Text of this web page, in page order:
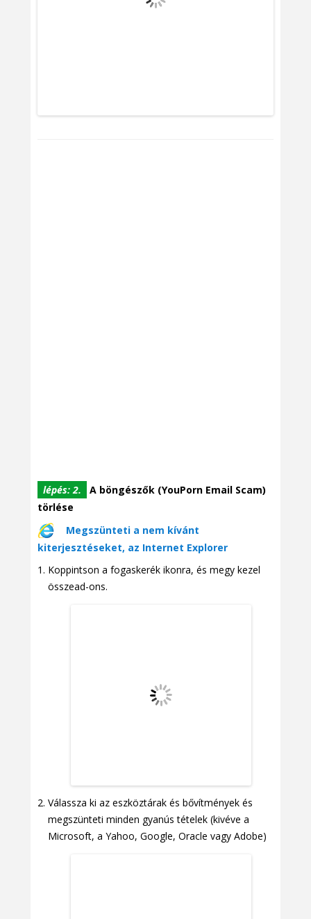
lépés: 2.
A böngészők (YouPorn Email Scam)
törlése
Megszünteti a nem kívánt
kiterjesztéseket, az Internet Explorer
Koppintson a fogaskerék ikonra, és megy kezel
összead-ons.
Válassza ki az eszköztárak és bővítmények és
megszünteti minden gyanús tételek (kivéve a
Microsoft, a Yahoo, Google, Oracle vagy Adobe)